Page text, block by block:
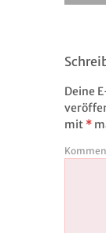
Deine
mit *